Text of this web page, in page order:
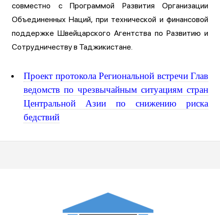
совместно с Программой Развития Организации
Объединенных Наций, при технической и финансовой
поддержке Швейцарского Агентства по Развитию и
Сотрудничеству в Таджикистане.
Проект протокола Региональной встречи Глав
ведомств по чрезвычайным ситуациям стран
Центральной Азии по снижению риска
бедствий